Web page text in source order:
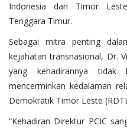
Indonesia dan Timor
Tenggara Timur.
Sebagai mitra penting
kejahatan transnasional, Dr.
yang kehadirannya
mencerminkan kedalaman
Demokratik Timor Leste
“Kehadiran Direktur PCIC